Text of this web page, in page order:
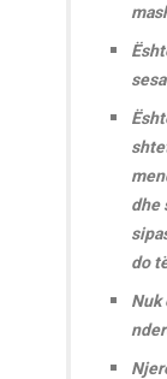
dhe
do
Nuk